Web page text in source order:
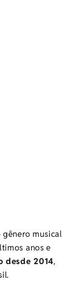
musical
anos e
desde 2014,